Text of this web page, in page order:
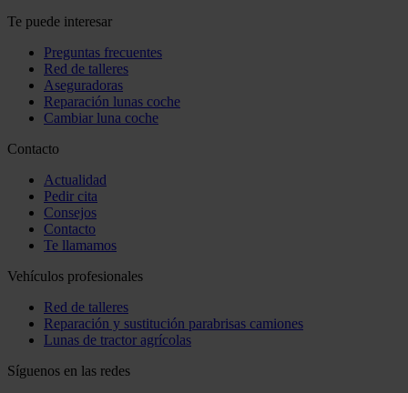
Te puede interesar
Preguntas frecuentes
Red de talleres
Aseguradoras
Reparación lunas coche
Cambiar luna coche
Contacto
Actualidad
Pedir cita
Consejos
Contacto
Te llamamos
Vehículos profesionales
Red de talleres
Reparación y sustitución parabrisas camiones
Lunas de tractor agrícolas
Síguenos en las redes